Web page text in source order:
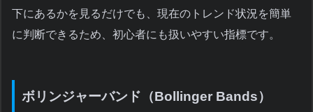
下にあるかを見るだけでも、現在のトレンド状況を簡単
に判断できるため、初心者にも扱いやすい指標です。
ボリンジャーバンド（Bollinger Bands）